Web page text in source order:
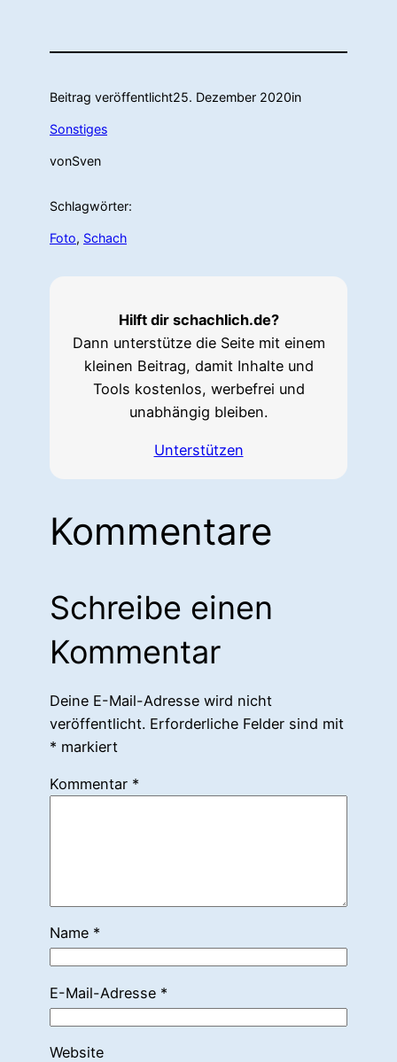
Beitrag veröffentlicht25. Dezember 2020in
Sonstiges
vonSven
Schlagwörter:
Foto, Schach
Hilft dir schachlich.de?
Dann unterstütze die Seite mit einem
kleinen Beitrag, damit Inhalte und
Tools kostenlos, werbefrei und
unabhängig bleiben.
Unterstützen
Kommentare
Schreibe einen
Kommentar
Deine E-Mail-Adresse wird nicht
veröffentlicht. Erforderliche Felder sind mit
* markiert
Kommentar *
Name *
E-Mail-Adresse *
Website